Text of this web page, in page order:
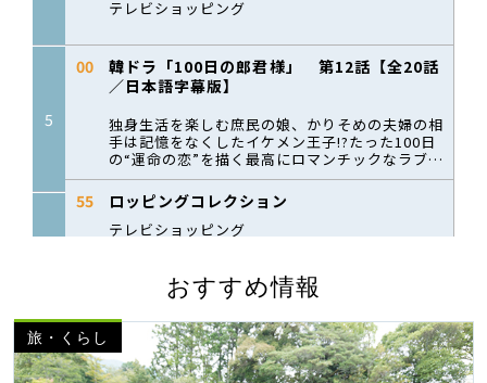
おすすめ情報
旅・くらし